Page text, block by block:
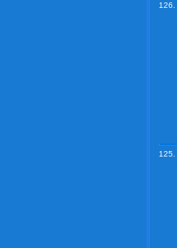
126.
125.